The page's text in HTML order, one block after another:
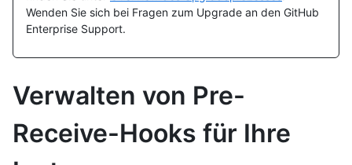
Wenden Sie sich bei Fragen zum Upgrade an den GitHub
Enterprise Support.
Verwalten von Pre-
Receive-Hooks für Ihre